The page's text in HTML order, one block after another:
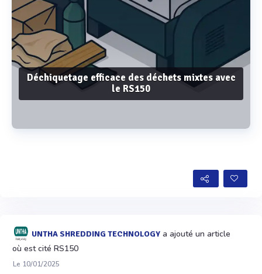
Déchiquetage efficace des déchets mixtes avec
le RS150
UNTHA SHREDDING TECHNOLOGY a ajouté un article
où est cité RS150
Le 10/01/2025